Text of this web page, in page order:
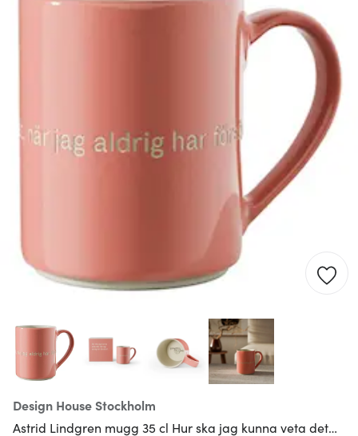
Design House Stockholm
Astrid Lindgren mugg 35 cl Hur ska jag kunna veta det…